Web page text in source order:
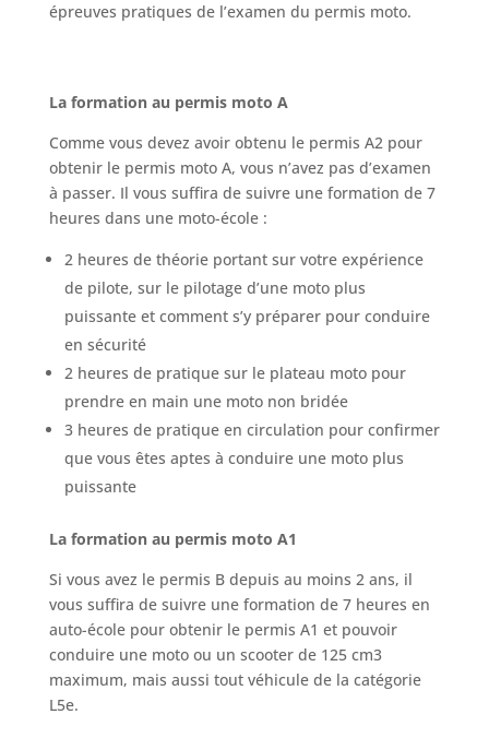
épreuves pratiques de l’examen du permis moto.
La formation au permis moto A
Comme vous devez avoir obtenu le permis A2 pour
obtenir le permis moto A, vous n’avez pas d’examen
à passer. Il vous suffira de suivre une formation de 7
heures dans une moto-école :
2 heures de théorie portant sur votre expérience
de pilote, sur le pilotage d’une moto plus
puissante et comment s’y préparer pour conduire
en sécurité
2 heures de pratique sur le plateau moto pour
prendre en main une moto non bridée
3 heures de pratique en circulation pour confirmer
que vous êtes aptes à conduire une moto plus
puissante
La formation au permis moto A1
Si vous avez le permis B depuis au moins 2 ans, il
vous suffira de suivre une formation de 7 heures en
auto-école pour obtenir le permis A1 et pouvoir
conduire une moto ou un scooter de 125 cm3
maximum, mais aussi tout véhicule de la catégorie
L5e.